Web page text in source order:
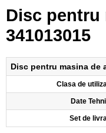
Disc pentru
341013015
Disc pentru masina de
Clasa de
Date
Set de